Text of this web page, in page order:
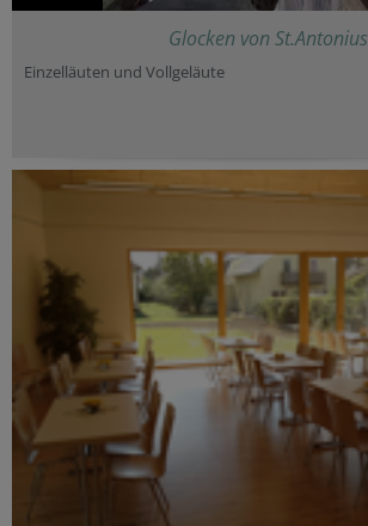
Glocken von St.Antonius
Einzelläuten und Vollgeläute